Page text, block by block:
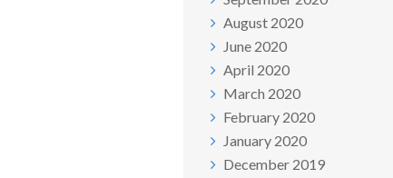
August 2020
June 2020
April 2020
March 2020
February 2020
January 2020
December 2019